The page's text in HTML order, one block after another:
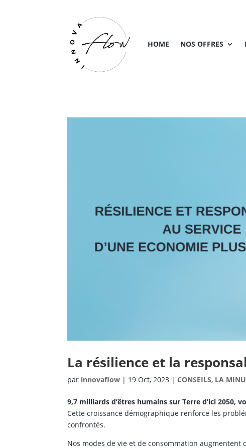
HOME NOS OFFRES
La résilience et la
par innovaflow | 19 Oct, 2023 |CONSEILS, LA
9,7 milliards d’êtres humains sur Terre d’ici 2050,
Cette croissance démographique renforce les
confrontés.
Nos modes de vie et de consommation